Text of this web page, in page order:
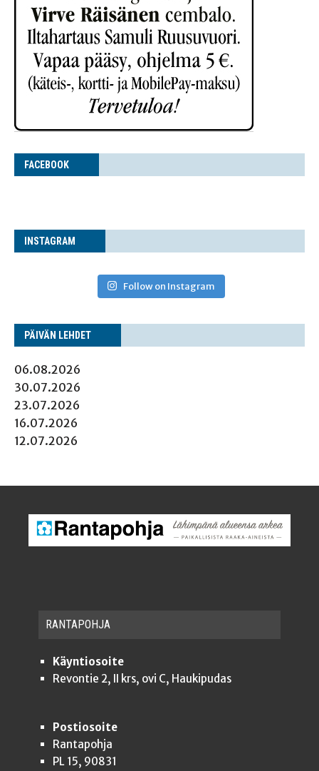
FACE­BOOK
INS­TA­GRAM
Follow on Instagram
PÄI­VÄN LEHDET
06.08.2026
30.07.2026
23.07.2026
16.07.2026
12.07.2026
RAN­TA­POH­JA
Käyntiosoite
Revontie 2, II krs, ovi C, Haukipudas
Postiosoite
Rantapohja
PL 15, 90831